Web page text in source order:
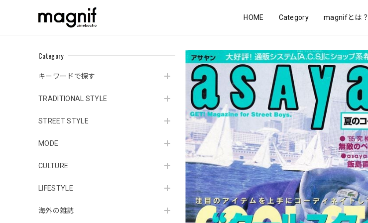
HOME Category magnifとは？
Category
キーワードで探す
TRADITIONAL STYLE
STREET STYLE
MODE
CULTURE
LIFESTYLE
海外の雑誌